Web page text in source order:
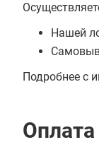
Нашей
Подробнее с
Оплата